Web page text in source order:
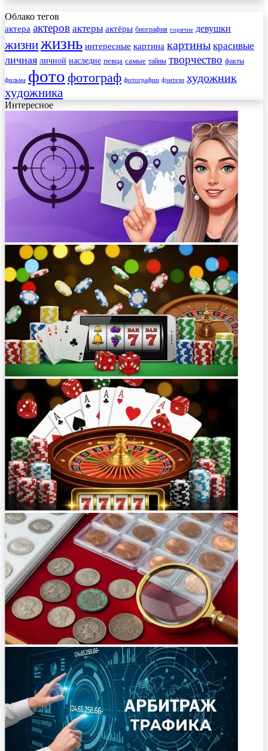
Облако тегов
актера актеров актеры актёры биография горячие девушки
жизнижизнь интересные картина картины красивые
личная личной наследие певца самые тайны творчество факты
фильма фото фотограф фотографии фэнтези художник
художника
Интересное